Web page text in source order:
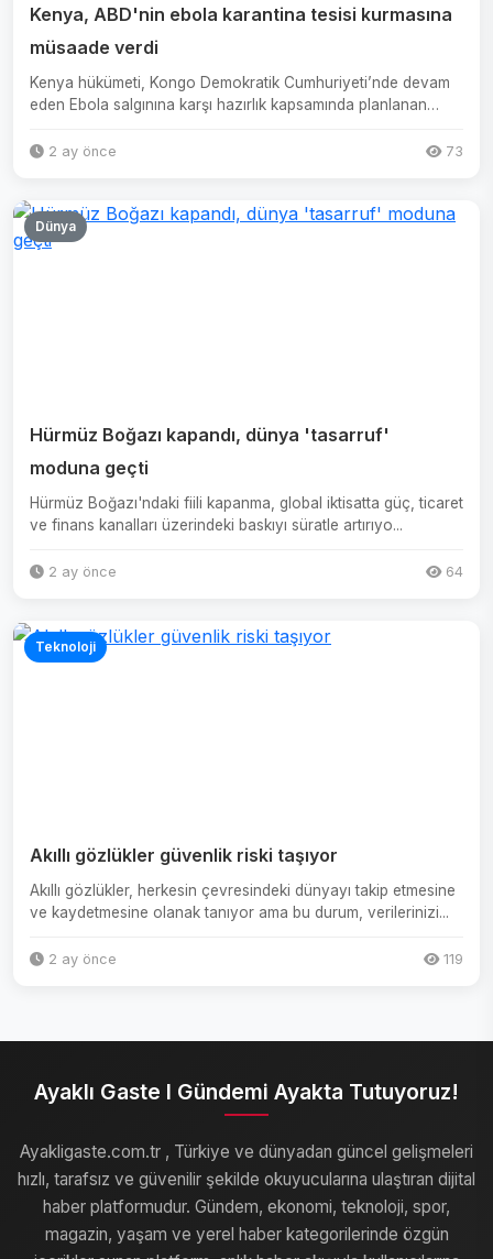
Kenya, ABD'nin ebola karantina tesisi kurmasına
müsaade verdi
Kenya hükümeti, Kongo Demokratik Cumhuriyeti’nde devam
eden Ebola salgınına karşı hazırlık kapsamında planlanan
2 ay önce 73
Dünya
Hürmüz Boğazı kapandı, dünya 'tasarruf'
moduna geçti
Hürmüz Boğazı'ndaki fiili kapanma, global iktisatta güç, ticaret
ve finans kanalları üzerindeki baskıyı süratle artırıyo...
2 ay önce 64
Teknoloji
Akıllı gözlükler güvenlik riski taşıyor
Akıllı gözlükler, herkesin çevresindeki dünyayı takip etmesine
ve kaydetmesine olanak tanıyor ama bu durum, verilerinizi...
2 ay önce 119
Ayaklı Gaste I Gündemi Ayakta Tutuyoruz!
Ayakligaste.com.tr , Türkiye ve dünyadan güncel gelişmeleri
hızlı, tarafsız ve güvenilir şekilde okuyucularına ulaştıran dijital
haber platformudur. Gündem, ekonomi, teknoloji, spor,
magazin, yaşam ve yerel haber kategorilerinde özgün